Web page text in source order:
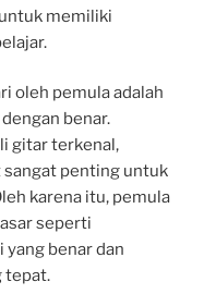
memiliki
oleh pemula adalah
benar.
gitar terkenal,
sangat penting untuk
karena itu, pemula
seperti
benar dan
tepat.